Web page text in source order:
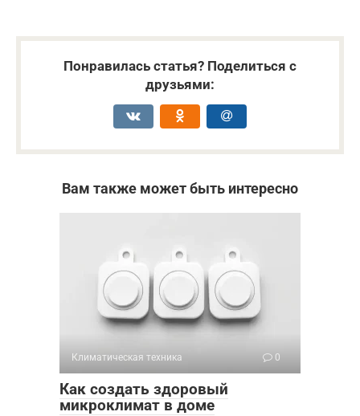
Понравилась статья? Поделиться с
друзьями:
Вам также может быть интересно
Климатическая техника 0
Как создать здоровый
микроклимат в доме